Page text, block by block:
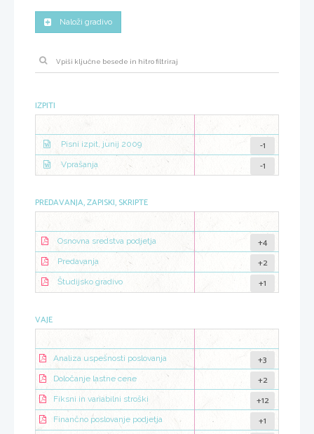
Naloži gradivo
IZPITI
Pisni izpit, junij 2009 -1
Vprašanja -1
PREDAVANJA, ZAPISKI, SKRIPTE
Osnovna sredstva podjetja +4
Predavanja +2
Študijsko gradivo +1
VAJE
Analiza uspešnosti poslovanja +3
Določanje lastne cene +2
Fiksni in variabilni stroški +12
Finančno poslovanje podjetja +1